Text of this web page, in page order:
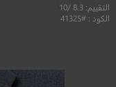
التقييم: 8.3 /10
الكود : #41325